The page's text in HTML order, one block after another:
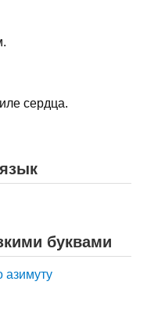
сердца.
буквами
азимуту